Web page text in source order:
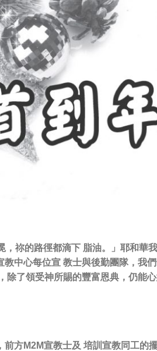
祢的路徑都滴下 脂油。」耶和華
中心每位宣 教士與後勤團隊，我
除了領受神所賜的豐富恩典，仍能
方M2M宣教士及 培訓宣教同工的